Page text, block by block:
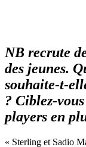
NB recrute
des jeunes.
souhaite-t-
? Ciblez-
players en
« Sterling et Sadio